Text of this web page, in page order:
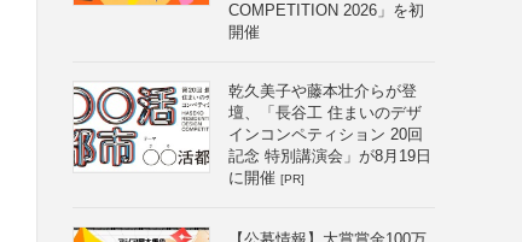
COMPETITION 2026」を初
開催
乾久美子や藤本壮介らが登
壇、「長谷工 住まいのデザ
インコンペティション 20回
記念 特別講演会」が8月19日
に開催 [PR]